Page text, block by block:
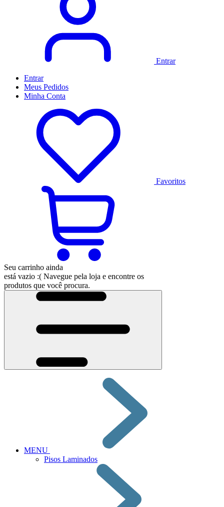
Entrar
Entrar
Meus Pedidos
Minha Conta
Favoritos
Seu carrinho ainda
está vazio :( Navegue pela loja e encontre os
produtos que você procura.
MENU
Pisos Laminados